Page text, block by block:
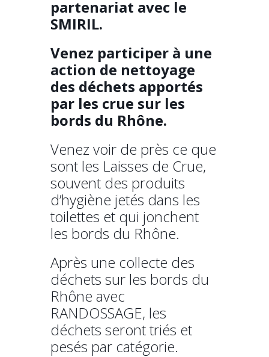
partenariat avec le
SMIRIL.
Venez participer à une
action de nettoyage
des déchets apportés
par les crue sur les
bords du Rhône.
Venez voir de près ce que
sont les Laisses de Crue,
souvent des produits
d’hygiène jetés dans les
toilettes et qui jonchent
les bords du Rhône.
Après une collecte des
déchets sur les bords du
Rhône avec
RANDOSSAGE, les
déchets seront triés et
pesés par catégorie.